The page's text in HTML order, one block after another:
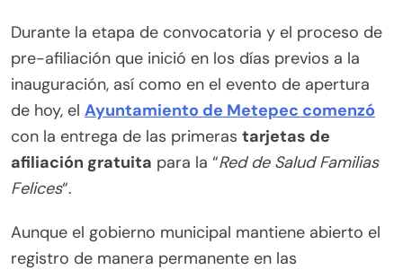
Durante la etapa de convocatoria y el proceso de
pre-afiliación que inició en los días previos a la
inauguración, así como en el evento de apertura
de hoy, el Ayuntamiento de Metepec comenzó
con la entrega de las primeras tarjetas de
afiliación gratuita para la “Red de Salud Familias
Felices“.
Aunque el gobierno municipal mantiene abierto el
registro de manera permanente en las